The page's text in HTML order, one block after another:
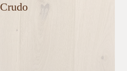
Crudo